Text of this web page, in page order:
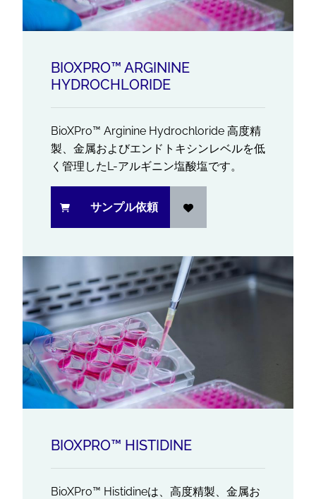
BIOXPRO™ ARGININE
HYDROCHLORIDE
BioXPro™ Arginine Hydrochloride 高度精
製、金属およびエンドトキシンレベルを低
く管理したL-アルギニン塩酸塩です。
サンプル依頼
BIOXPRO™ HISTIDINE
BioXPro™ Histidineは、高度精製、金属お